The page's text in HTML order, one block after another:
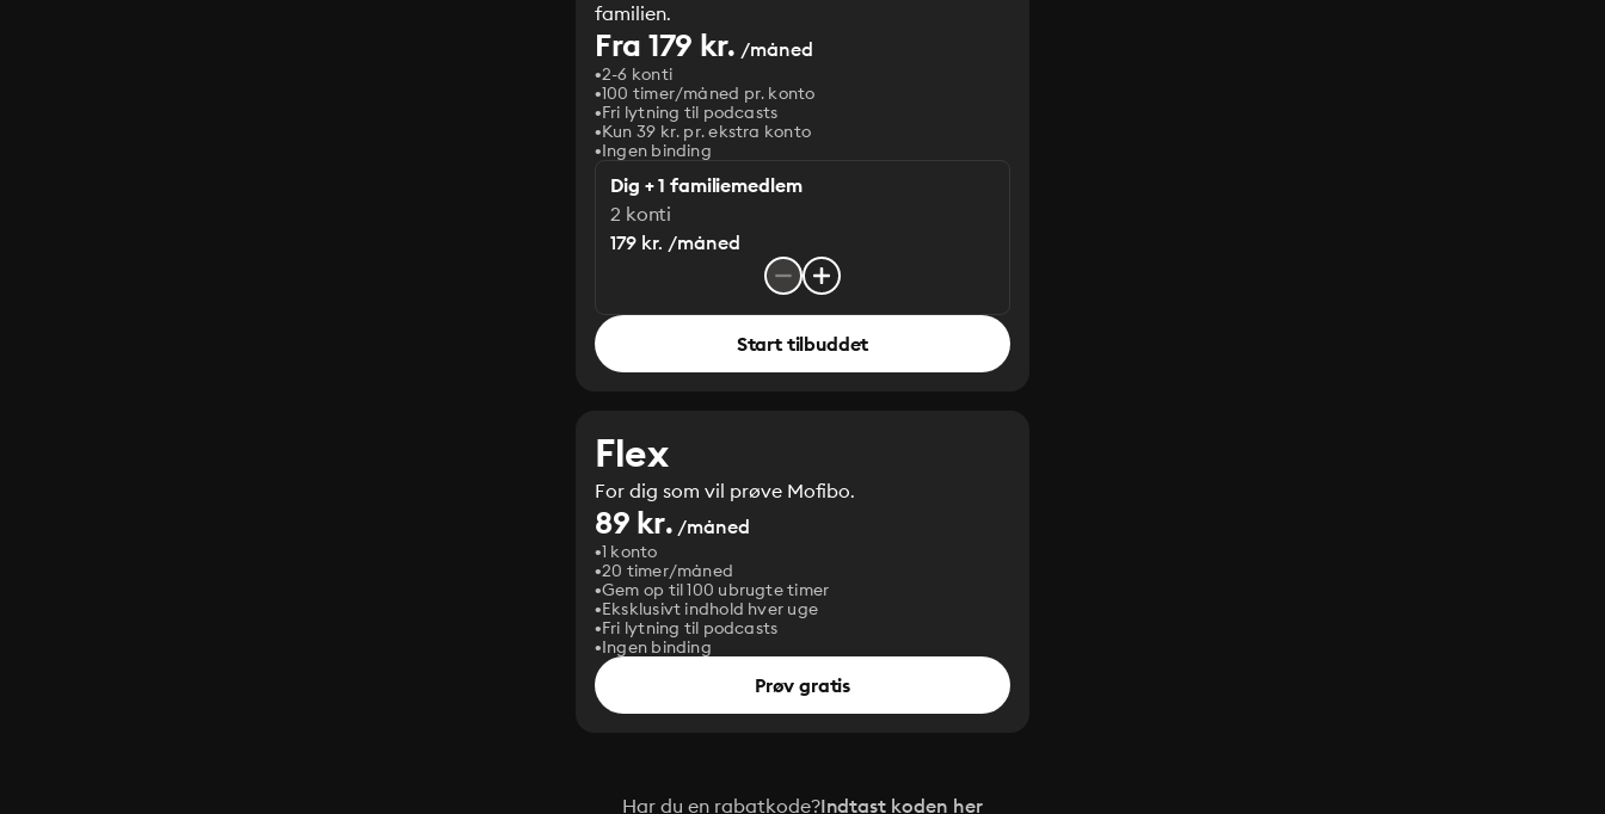
familien.
Fra 179 kr. /måned
2-6 konti
100 timer/måned pr. konto
Fri lytning til podcasts
Kun 39 kr. pr. ekstra konto
Ingen binding
Dig + 1 familiemedlem
2 konti
179 kr. /måned
Start tilbuddet
Flex
For dig som vil prøve Mofibo.
89 kr. /måned
1 konto
20 timer/måned
Gem op til 100 ubrugte timer
Eksklusivt indhold hver uge
Fri lytning til podcasts
Ingen binding
Prøv gratis
Har du en rabatkode?Indtast koden her